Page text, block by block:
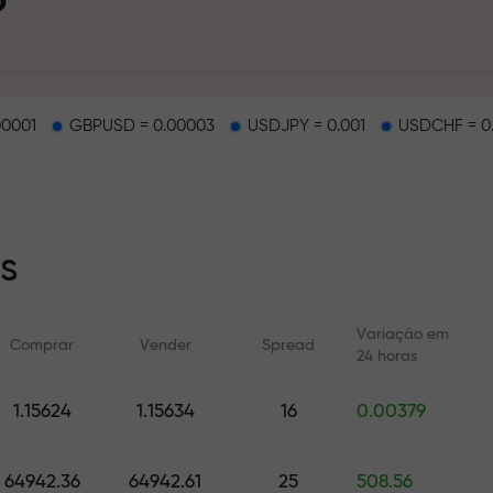
estrada
exclusiva de
GBPUSD = 0.00003 USDJPY = 0.001 USDCHF =
Comprar Vender Spread
Variação em
24 horas
1.15624 1.15634 16 0.00379
64942.36 64942.61 25 508.56
Cursos online
cursos e webinars para todos
Análises com
cripto e futuros